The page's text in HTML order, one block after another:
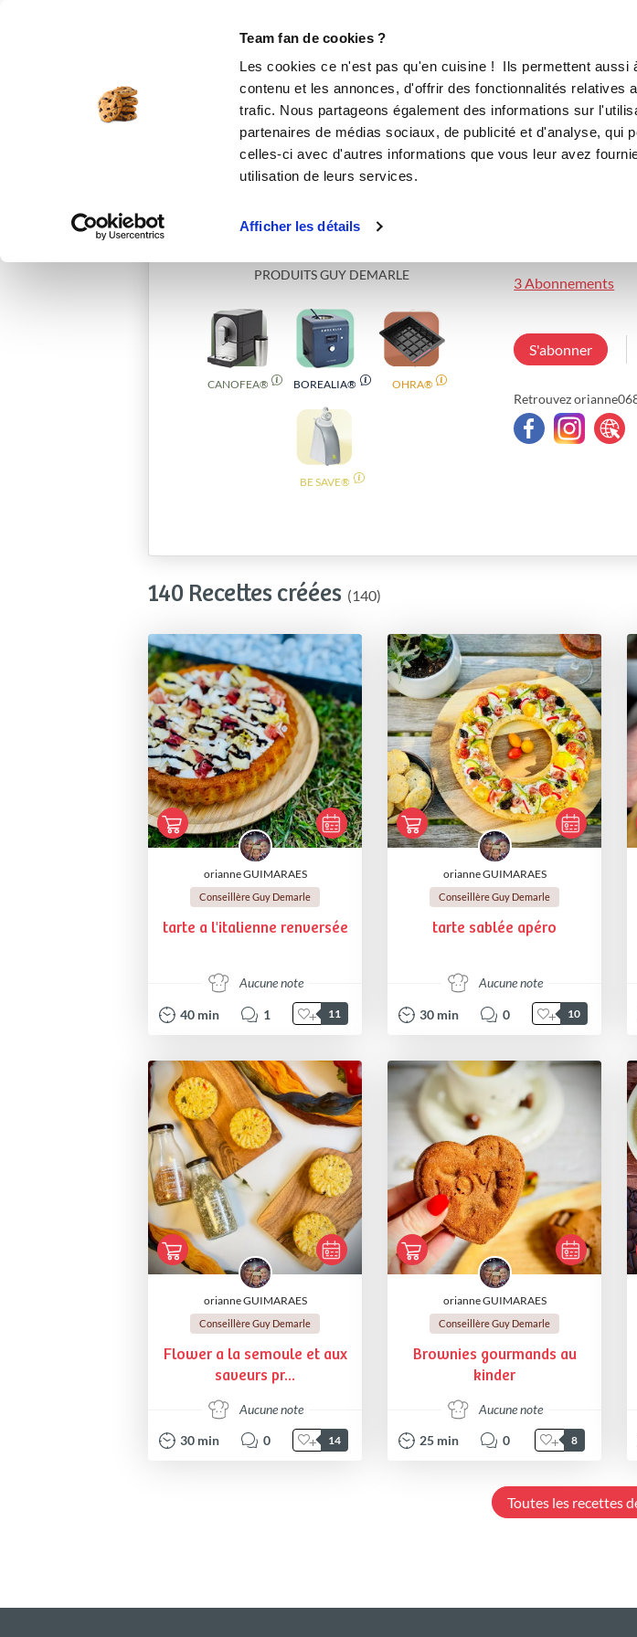
Team fan de cookies ?
Les cookies ce n'est pas qu'en cuisine ! Ils permettent aussi
contenu et les annonces, d'offrir des fonctionnalités relatives
trafic. Nous partageons également des informations sur
partenaires de médias sociaux, de publicité et d'analyse, qui
celles-ci avec d'autres informations que vous leur avez
utilisation de leurs services.
Afficher les détails
PRODUITS GUY DEMARLE
CANOFEA® BOREALIA® OHRA®
BE SAVE®
orianne
3 Abonnements
S'abonner
Retrouvez
140 Recettes créées (140)
orianne GUIMARAES
Conseillère Guy Demarle
tarte a l'italienne renversée
Aucune note
40 min 1 11
orianne GUIMARAES
Conseillère Guy Demarle
tarte sablée apéro
Aucune note
30 min 0 10
orianne GUIMARAES
Conseillère Guy Demarle
Flower a la semoule et aux
saveurs pr...
Aucune note
30 min 0 14
orianne GUIMARAES
Conseillère Guy Demarle
Brownies gourmands au
kinder
Aucune note
25 min 0 8
Toutes les recettes